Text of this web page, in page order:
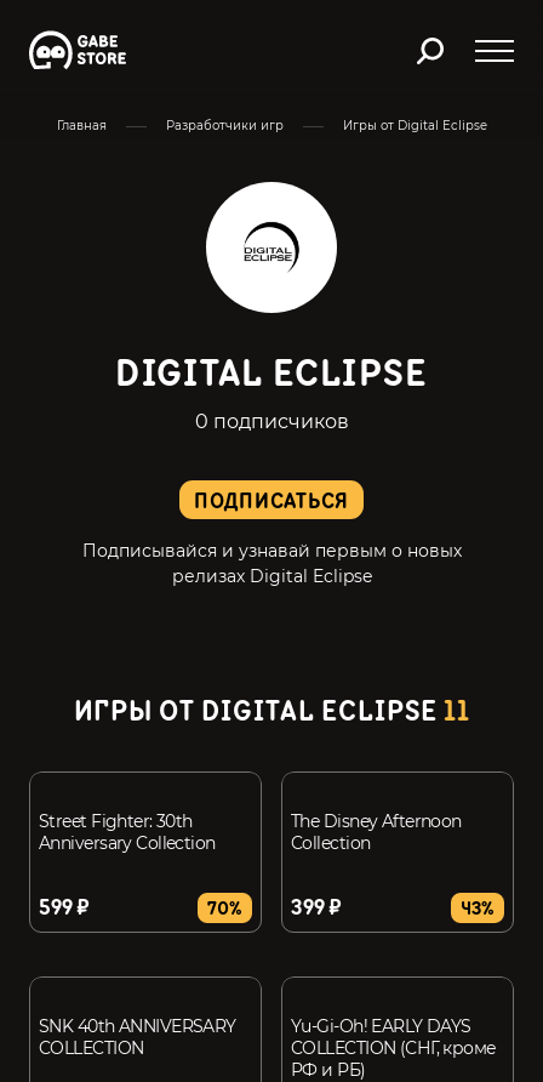
Главная Разработчики игр Игры от Digital Eclipse
ПОДПИСАТЬСЯ
Подписывайся и узнавай первым о новых
релизах Digital Eclipse
DIGITAL ECLIPSE
0 подписчиков
ИГРЫ ОТ DIGITAL ECLIPSE 11
Street Fighter: 30th
Anniversary Collection
599 ₽ 70%
The Disney Afternoon
Collection
399 ₽ 43%
SNK 40th ANNIVERSARY
COLLECTION
Yu-Gi-Oh! EARLY DAYS
COLLECTION (СНГ, кроме
РФ и РБ)